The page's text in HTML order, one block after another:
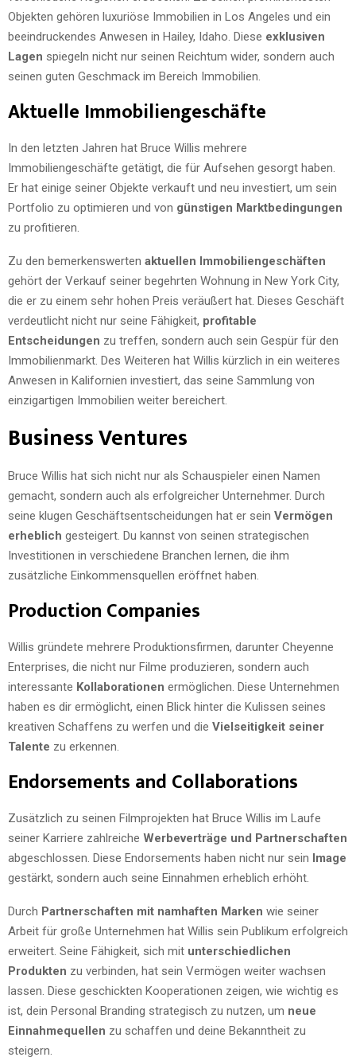
Objekten gehören luxuriöse Immobilien in Los Angeles und ein
beeindruckendes Anwesen in Hailey, Idaho. Diese exklusiven
Lagen spiegeln nicht nur seinen Reichtum wider, sondern auch
seinen guten Geschmack im Bereich Immobilien.
Aktuelle Immobiliengeschäfte
In den letzten Jahren hat Bruce Willis mehrere
Immobiliengeschäfte getätigt, die für Aufsehen gesorgt haben.
Er hat einige seiner Objekte verkauft und neu investiert, um sein
Portfolio zu optimieren und von günstigen Marktbedingungen
zu profitieren.
Zu den bemerkenswerten aktuellen Immobiliengeschäften
gehört der Verkauf seiner begehrten Wohnung in New York City,
die er zu einem sehr hohen Preis veräußert hat. Dieses Geschäft
verdeutlicht nicht nur seine Fähigkeit, profitable
Entscheidungen zu treffen, sondern auch sein Gespür für den
Immobilienmarkt. Des Weiteren hat Willis kürzlich in ein weiteres
Anwesen in Kalifornien investiert, das seine Sammlung von
einzigartigen Immobilien weiter bereichert.
Business Ventures
Bruce Willis hat sich nicht nur als Schauspieler einen Namen
gemacht, sondern auch als erfolgreicher Unternehmer. Durch
seine klugen Geschäftsentscheidungen hat er sein Vermögen
erheblich gesteigert. Du kannst von seinen strategischen
Investitionen in verschiedene Branchen lernen, die ihm
zusätzliche Einkommensquellen eröffnet haben.
Production Companies
Willis gründete mehrere Produktionsfirmen, darunter Cheyenne
Enterprises, die nicht nur Filme produzieren, sondern auch
interessante Kollaborationen ermöglichen. Diese Unternehmen
haben es dir ermöglicht, einen Blick hinter die Kulissen seines
kreativen Schaffens zu werfen und die Vielseitigkeit seiner
Talente zu erkennen.
Endorsements and Collaborations
Zusätzlich zu seinen Filmprojekten hat Bruce Willis im Laufe
seiner Karriere zahlreiche Werbeverträge und Partnerschaften
abgeschlossen. Diese Endorsements haben nicht nur sein Image
gestärkt, sondern auch seine Einnahmen erheblich erhöht.
Durch Partnerschaften mit namhaften Marken wie seiner
Arbeit für große Unternehmen hat Willis sein Publikum erfolgreich
erweitert. Seine Fähigkeit, sich mit unterschiedlichen
Produkten zu verbinden, hat sein Vermögen weiter wachsen
lassen. Diese geschickten Kooperationen zeigen, wie wichtig es
ist, dein Personal Branding strategisch zu nutzen, um neue
Einnahmequellen zu schaffen und deine Bekanntheit zu
steigern.